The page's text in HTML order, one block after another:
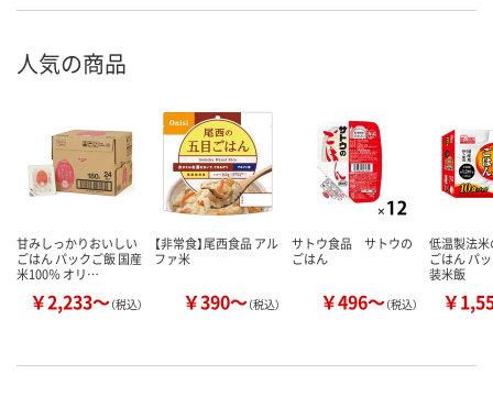
人気の商品
甘みしっかりおいしい
ごはん パックご飯 国産
米100％ オリ…
￥2,233～（税込）
【非常食】尾西食品 アル
ファ米
￥390～（税込）
サトウ食品 サトウの
ごはん
￥496～（税込）
低温製法
ごはん パ
装米飯
￥